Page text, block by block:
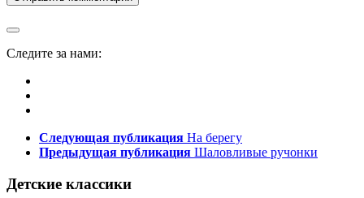
Следите за нами:
Следующая публикация На берегу
Предыдущая публикация Шаловливые ручонки
Детские классики